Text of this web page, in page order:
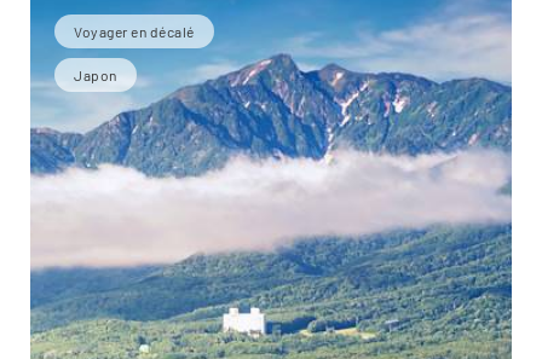
Voyager en décalé
Japon